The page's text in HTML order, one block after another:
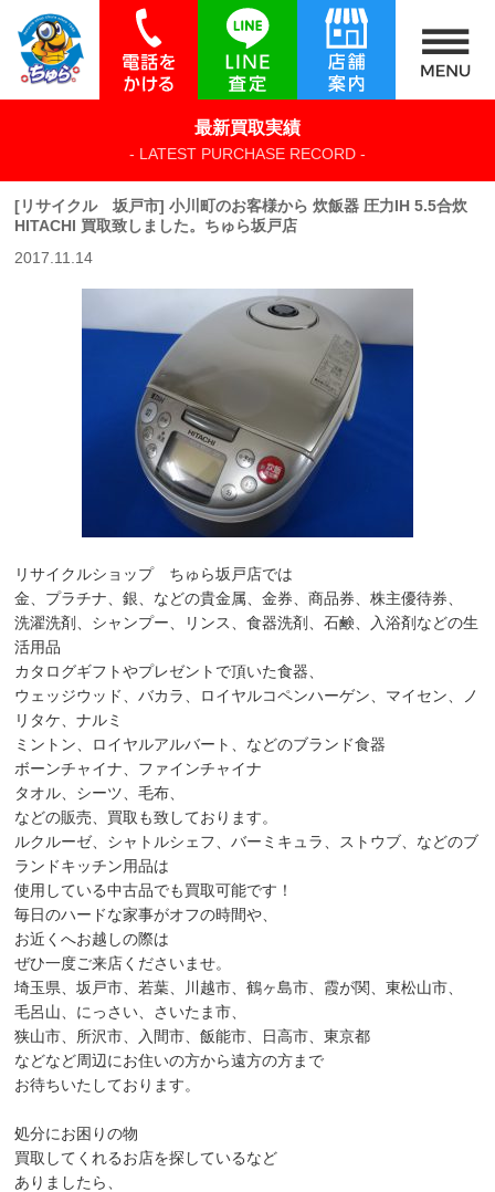
最新買取実績
- LATEST PURCHASE RECORD -
[リサイクル 坂戸市] 小川町のお客様から 炊飯器 圧力IH 5.5合炊
HITACHI 買取致しました。ちゅら坂戸店
2017.11.14
リサイクルショップ ちゅら坂戸店では
金、プラチナ、銀、などの貴金属、金券、商品券、株主優待券、
洗濯洗剤、シャンプー、リンス、食器洗剤、石鹸、入浴剤などの生
活用品
カタログギフトやプレゼントで頂いた食器、
ウェッジウッド、バカラ、ロイヤルコペンハーゲン、マイセン、ノ
リタケ、ナルミ
ミントン、ロイヤルアルバート、などのブランド食器
ボーンチャイナ、ファインチャイナ
タオル、シーツ、毛布、
などの販売、買取も致しております。
ルクルーゼ、シャトルシェフ、バーミキュラ、ストウブ、などのブ
ランドキッチン用品は
使用している中古品でも買取可能です！
毎日のハードな家事がオフの時間や、
お近くへお越しの際は
ぜひ一度ご来店くださいませ。
埼玉県、坂戸市、若葉、川越市、鶴ヶ島市、霞が関、東松山市、
毛呂山、にっさい、さいたま市、
狭山市、所沢市、入間市、飯能市、日高市、東京都
などなど周辺にお住いの方から遠方の方まで
お待ちいたしております。
処分にお困りの物
買取してくれるお店を探しているなど
ありましたら、